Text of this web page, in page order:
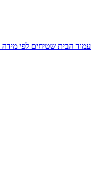
עמוד הבית שטיחים לפי מידה